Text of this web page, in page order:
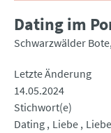
Dating im
Schwarzwälder Bote
Letzte Änderung
14.05.2024
Stichwort(e)
Dating Liebe